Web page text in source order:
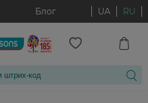
Блог UA RU